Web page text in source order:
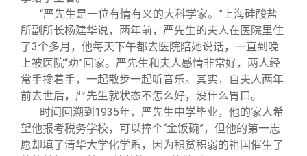
“严先生是一位有情有义的大科学家。”上海硅酸盐
所副所长杨建华说，两年前，严先生的夫人在医院里住
了3个多月，他每天下午都去医院陪她说话，一直到晚
上被医院“劝”回家。严先生和夫人感情非常好，两人经
常手搀着手，一起散步一起听音乐。其实，自夫人两年
前去世后，严先生就状态不怎么好，没什么胃口。
时间回溯到1935年，严先生中学毕业，他的家人希
望他报考税务学校，可以捧个“金饭碗”，但他的第一志
愿却填了清华大学化学系，因为积贫积弱的祖国催生了